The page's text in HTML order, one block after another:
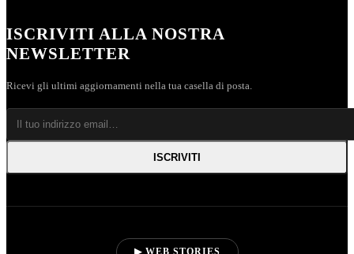
ISCRIVITI ALLA NOSTRA
NEWSLETTER
Ricevi gli ultimi aggiornamenti nella tua casella di posta.
ISCRIVITI
▶ WEB STORIES